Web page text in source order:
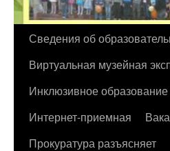
Перейти
содержимому
Сведения об
Виртуальная музейная
Инклюзивное образование
Интернет-приемная
Прокуратура разъясняет